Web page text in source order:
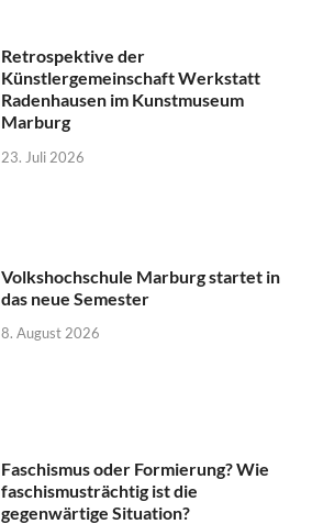
Retrospektive der
Künstlergemeinschaft Werkstatt
Radenhausen im Kunstmuseum
Marburg
23. Juli 2026
Volkshochschule Marburg startet in
das neue Semester
8. August 2026
Faschismus oder Formierung? Wie
faschismusträchtig ist die
gegenwärtige Situation?